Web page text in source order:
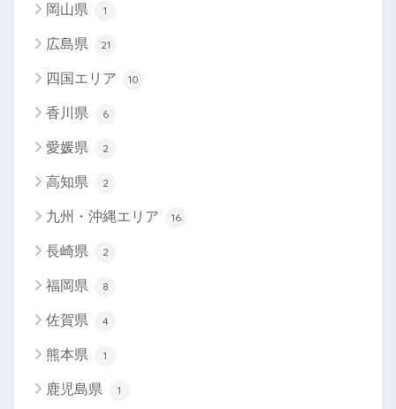
岡山県 1
広島県 21
四国エリア 10
香川県 6
愛媛県 2
高知県 2
九州・沖縄エリア 16
長崎県 2
福岡県 8
佐賀県 4
熊本県 1
鹿児島県 1